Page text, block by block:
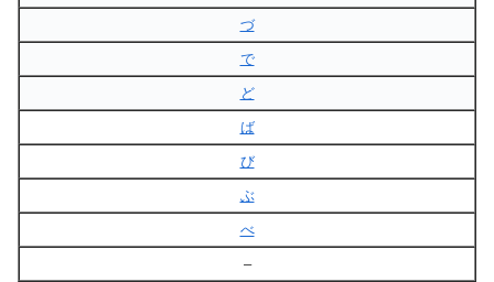
づ
で
ど
ば
び
ぶ
べ
–